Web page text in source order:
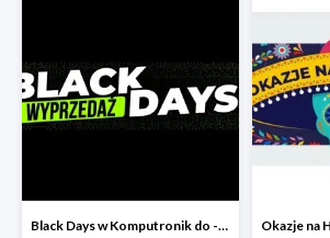
Black Days w Komputronik do -80%